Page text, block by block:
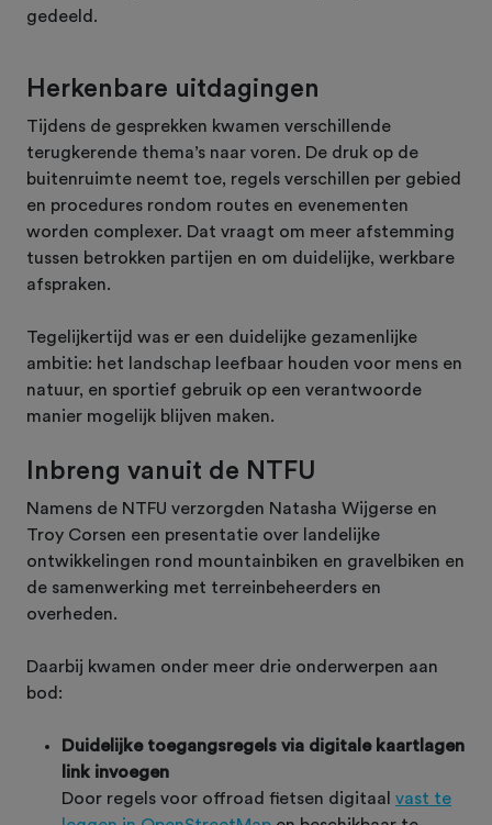
gedeeld.
Herkenbare uitdagingen
Tijdens de gesprekken kwamen verschillende
terugkerende thema’s naar voren. De druk op de
buitenruimte neemt toe, regels verschillen per gebied
en procedures rondom routes en evenementen
worden complexer. Dat vraagt om meer afstemming
tussen betrokken partijen en om duidelijke, werkbare
afspraken.
Tegelijkertijd was er een duidelijke gezamenlijke
ambitie: het landschap leefbaar houden voor mens en
natuur, en sportief gebruik op een verantwoorde
manier mogelijk blijven maken.
Inbreng vanuit de NTFU
Namens de NTFU verzorgden Natasha Wijgerse en
Troy Corsen een presentatie over landelijke
ontwikkelingen rond mountainbiken en gravelbiken en
de samenwerking met terreinbeheerders en
overheden.
Daarbij kwamen onder meer drie onderwerpen aan
bod:
Duidelijke toegangsregels via digitale kaartlagen
link invoegen
Door regels voor offroad fietsen digitaal vast te